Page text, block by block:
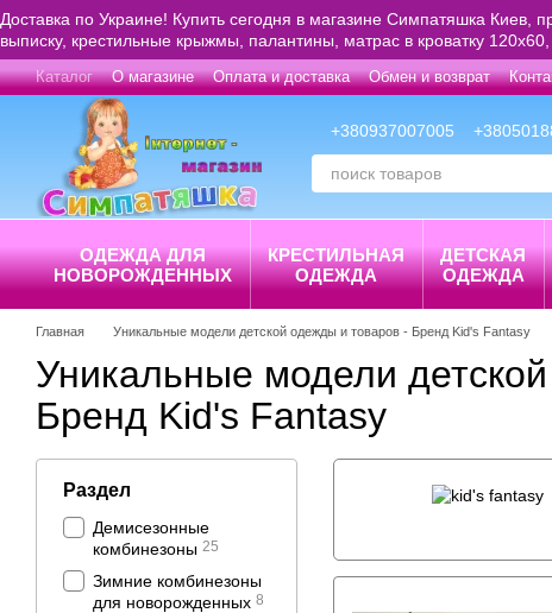
Перейти к основному контенту
Доставка по Украине! Купить сегодня в магазине Симпатяшка
выписку, крестильные крыжмы, палантины, матрас в кроватку
Каталог О магазине Оплата и доставка Обмен и возврат
+380937007005
ОДЕЖДА ДЛЯ
НОВОРОЖДЕННЫХ
КРЕСТИЛЬНАЯ
ОДЕЖДА
ДЕТСКАЯ
ОДЕЖДА
Главная Уникальные модели детской одежды и товаров - Бренд Kid's Fantasy
Уникальные модели
Бренд Kid's Fantasy
Раздел
Демисезонные
комбинезоны 25
Зимние комбинезоны
для новорожденных 8